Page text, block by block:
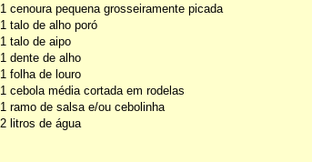
1 cenoura pequena grosseiramente picada
1 talo de alho poró
1 talo de aipo
1 dente de alho
1 folha de louro
1 cebola média cortada em rodelas
1 ramo de salsa e/ou cebolinha
2 litros de água